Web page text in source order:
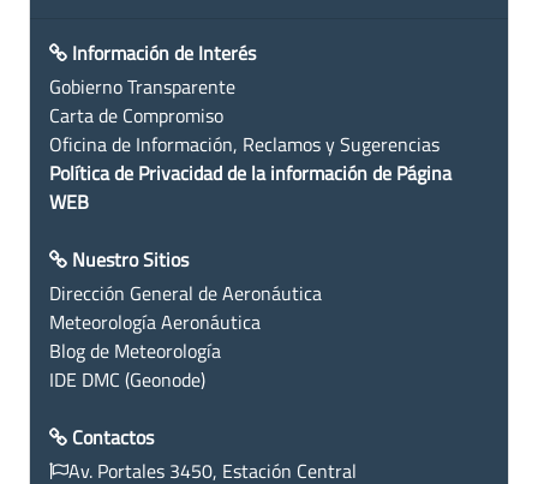
Información de Interés
Gobierno Transparente
Carta de Compromiso
Oficina de Información, Reclamos y Sugerencias
Política de Privacidad de la información de Página
WEB
Nuestro Sitios
Dirección General de Aeronáutica
Meteorología Aeronáutica
Blog de Meteorología
IDE DMC (Geonode)
Contactos
Av. Portales 3450, Estación Central